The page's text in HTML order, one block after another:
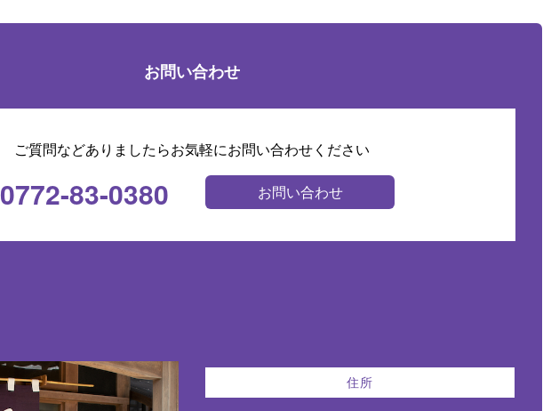
お問い合わせ
ご質問などありましたらお気軽にお問い合わせください
0772-83-0380 お問い合わせ
住所